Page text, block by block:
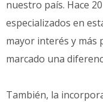
nuestro país. Hace
especializados en
mayor interés y más
marcado una
También, la